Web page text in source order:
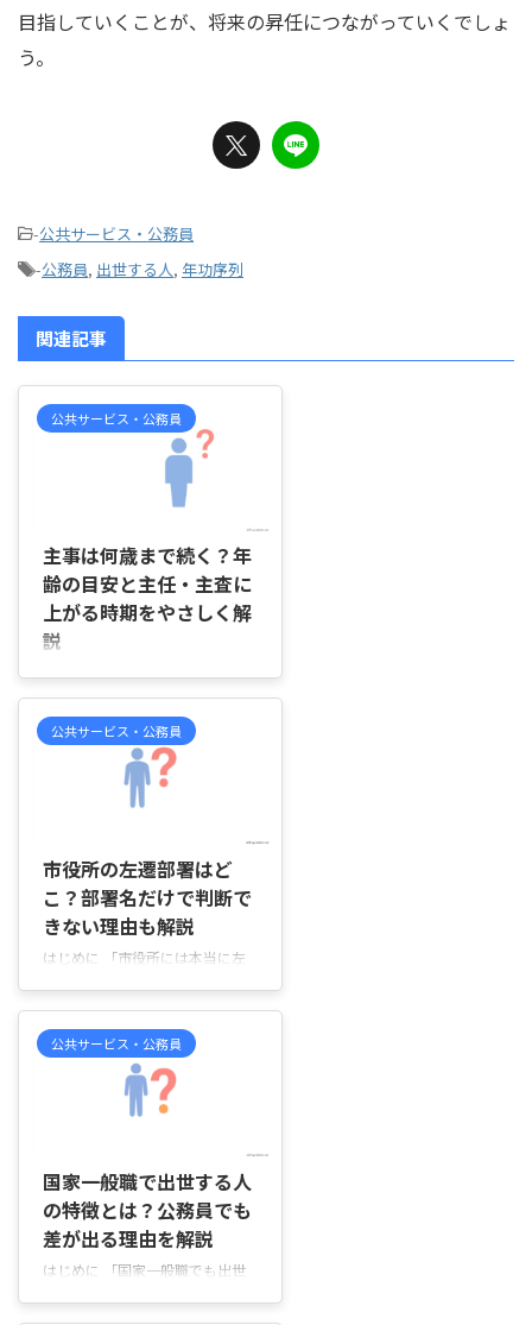
目指していくことが、将来の昇任につながっていくでしょ
う。
-公共サービス・公務員
-公務員, 出世する人, 年功序列
関連記事
公共サービス・公務員
主事は何歳まで続く？年
齢の目安と主任・主査に
上がる時期をやさしく解
説
はじめに 「主事は何歳くらいま
で続く役職なのだろうか」「30代
になっても主事のままでも問題な
いのだろうか」「主任や主査には
何年くらいで昇任する人が多いの
か知りたい」 このように、主事
査へ昇任する時期について気にな
っている方も多いのではないでし
ょうか。 この記事では、主事が
何歳頃まで続くことが多いのか、
主任や主査へ昇任する一般的な時
期はいつ頃なのか、主事の期間に
わかりやすく解説していきます。
主事は何歳まで続くことが多い？
主事が何歳まで続くかは、 ...
公共サービス・公務員
市役所の左遷部署はど
こ？部署名だけで判断で
きない理由も解説
はじめに 「市役所には本当に左
先機関へ異動になったことで、今
後の昇進や人事評価に影響が出る
のではないかと不安に感じてい
る」「周囲から『あの部署は左遷
先だ』と言われたものの、本当に
い」 このような疑問や不安を抱
えている方も多いのではないでし
ょうか。 市役所では異動先によ
って「左遷ではないか」と受け取
られることがありますが、実際に
公共サービス・公務員
国家一般職で出世する人
の特徴とは？公務員でも
差が出る理由を解説
はじめに 「国家一般職でも出世